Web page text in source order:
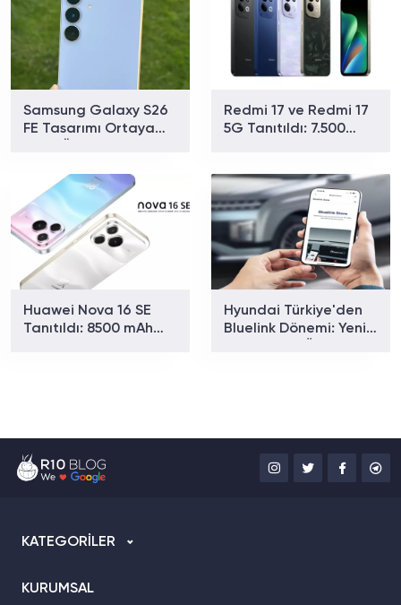
Samsung Galaxy S26
FE Tasarımı Ortaya
Redmi 17 ve Redmi 17
5G Tanıtıldı: 7.500
Fiyat
Huawei Nova 16 SE
Tanıtıldı: 8500 mAh
Hyundai Türkiye'den
Bluelink Dönemi: Yeni
KATEGORİLER
KURUMSAL